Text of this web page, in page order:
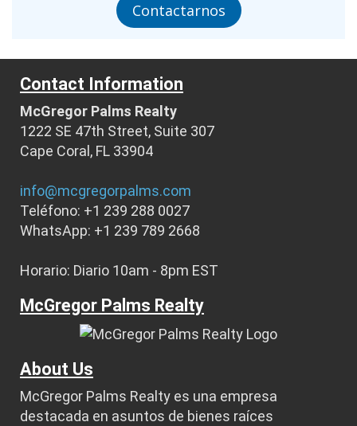
Contactarnos
Contact Information
McGregor Palms Realty
1222 SE 47th Street, Suite 307
Cape Coral, FL 33904
info@mcgregorpalms.com
Teléfono: +1 239 288 0027
WhatsApp: +1 239 789 2668
Horario: Diario 10am - 8pm EST
McGregor Palms Realty
About Us
McGregor Palms Realty es una empresa
destacada en asuntos de bienes raíces